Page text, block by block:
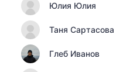
Юлия Юлия
Таня Сартасова
Глеб Иванов